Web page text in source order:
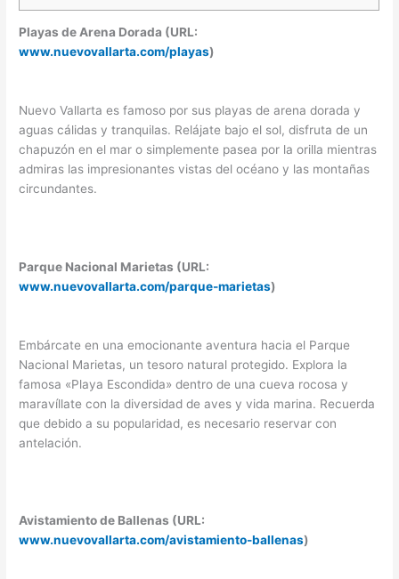
Playas de Arena Dorada (URL:
www.nuevovallarta.com/playas)
Nuevo Vallarta es famoso por sus playas de arena dorada y
aguas cálidas y tranquilas. Relájate bajo el sol, disfruta de un
chapuzón en el mar o simplemente pasea por la orilla mientras
admiras las impresionantes vistas del océano y las montañas
circundantes.
Parque Nacional Marietas (URL:
www.nuevovallarta.com/parque-marietas)
Embárcate en una emocionante aventura hacia el Parque
Nacional Marietas, un tesoro natural protegido. Explora la
famosa «Playa Escondida» dentro de una cueva rocosa y
maravíllate con la diversidad de aves y vida marina. Recuerda
que debido a su popularidad, es necesario reservar con
antelación.
Avistamiento de Ballenas (URL:
www.nuevovallarta.com/avistamiento-ballenas)